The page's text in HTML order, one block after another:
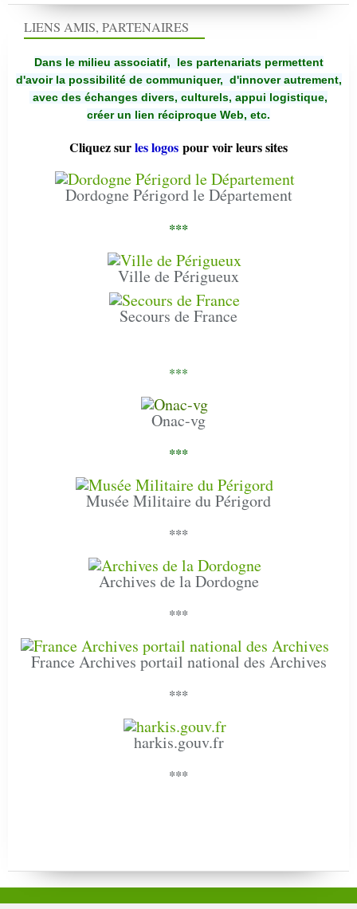
LIENS AMIS, PARTENAIRES
Dans le milieu associatif, les partenariats permettent
d'avoir la possibilité de communiquer, d'innover autrement,
avec des échanges divers, culturels, appui logistique,
créer un lien réciproque Web, etc.
Cliquez surles logos pour voir leurs sites
Dordogne Périgord le Département
***
Ville de Périgueux
Secours de France
***
Onac-vg
***
Musée Militaire du Périgord
***
Archives de la Dordogne
***
France Archives portail national des Archives
***
harkis.gouv.fr
***